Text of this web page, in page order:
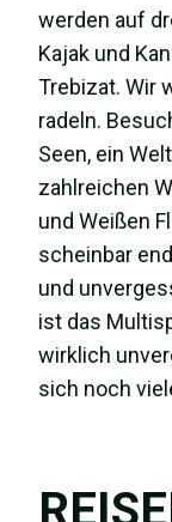
werden auf
Kajak und
Trebizat. Wir
radeln.
Seen, ein
zahlreichen
und Weißen
scheinbar
und
ist das
wirklich
sich noch